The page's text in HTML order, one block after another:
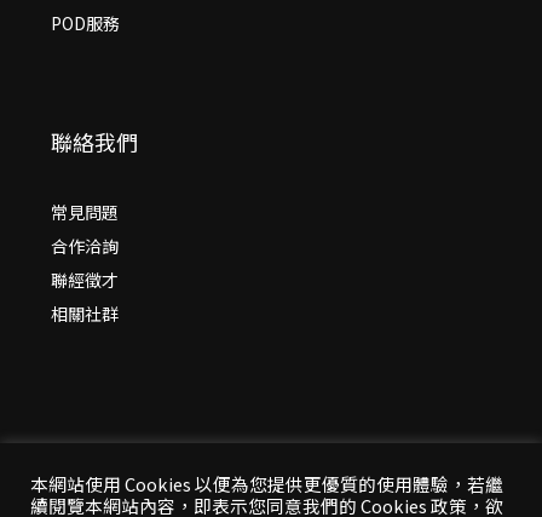
POD服務
聯絡我們
常見問題
合作洽詢
聯經徵才
相關社群
本網站使用 Cookies 以便為您提供更優質的使用體驗，若繼
續閱覽本網站內容，即表示您同意我們的 Cookies 政策，欲